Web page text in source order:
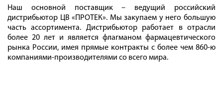
Наш основной поставщик – ведущий российский
дистрибьютор ЦВ «ПРОТЕК». Мы закупаем у него большую
часть ассортимента. Дистрибьютор работает в отрасли
более 20 лет и является флагманом фармацевтического
рынка России, имея прямые контракты с более чем 860-ю
компаниями-производителями со всего мира.